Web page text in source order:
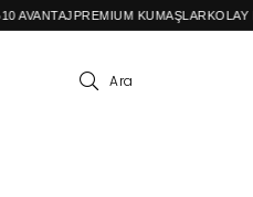
Ara
KUMAŞLARKOLAY DEĞİŞİM